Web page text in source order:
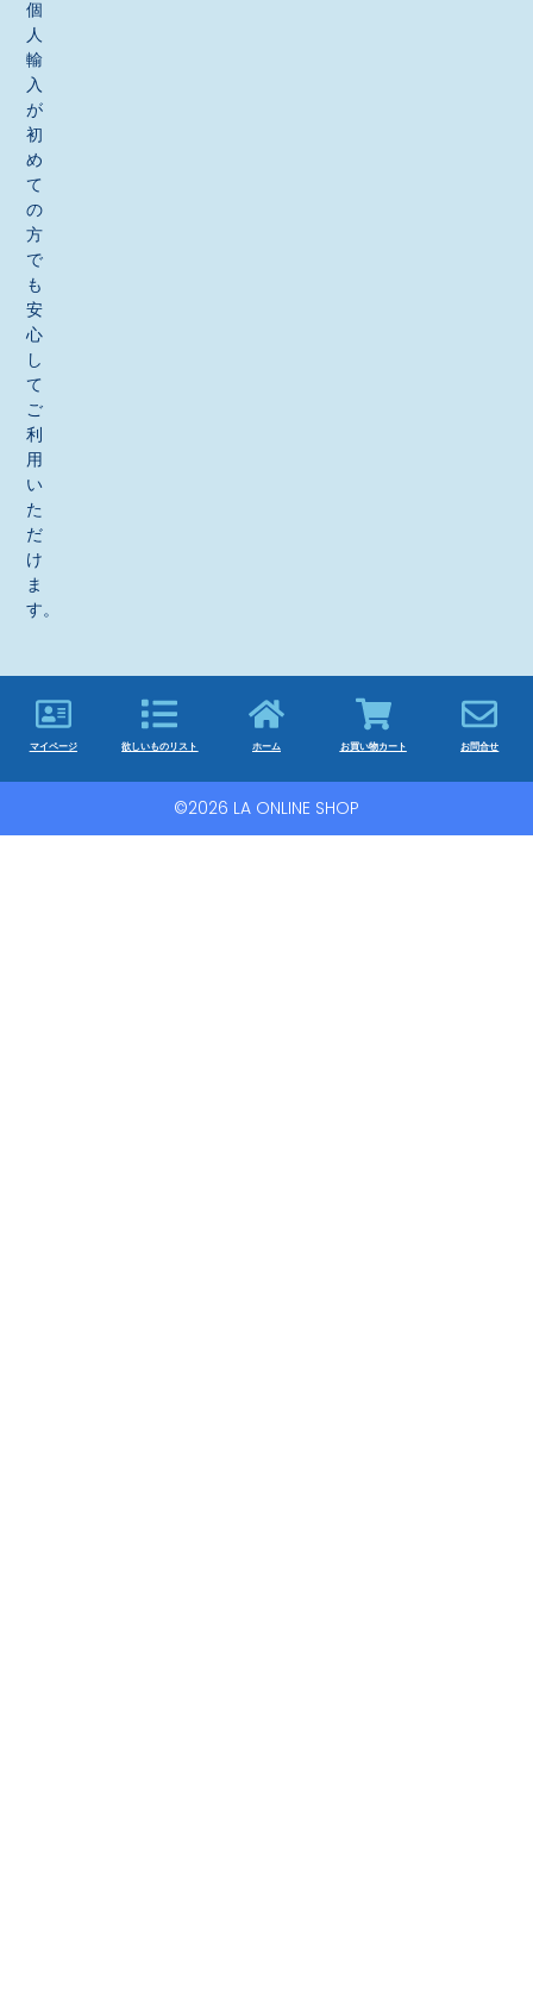
個
人
輸
入
が
初
め
て
の
方
で
も
安
心
し
て
ご
利
用
い
た
だ
け
ま
す。
マイページ 欲しいものリスト ホーム お買い物カート お問合せ
©2026 LA ONLINE SHOP